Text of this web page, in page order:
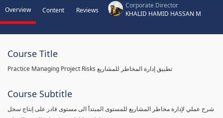
Overview Content Reviews
Corporate Director
KHALID HAMID HASSAN M
Course Title
Practice Managing Project Risks تطبيق إدارة المخاطر للمشاريع
Course Subtitle
شرح عملي لإدارة مخاطر المشاريع للمستوى المبتدأ الى مستوى قادر على إنتاج سجل